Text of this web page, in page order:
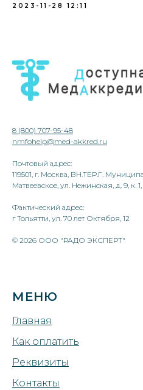
2023-11-28 12:11
8 (800) 707-95-48
nmfohelp@med-akkred.ru
Почтовый адрес:
119501, г. Москва, ВН.ТЕР.Г.
Матвеевское, ул. Нежинская, д. 9, к.
Фактический адрес:
г Тольятти, ул. 70 лет Октября, 12
© 2026 ООО "РАДО ЭКСПЕРТ"
МЕНЮ
Главная
Как оплатить
Реквизиты
Контакты